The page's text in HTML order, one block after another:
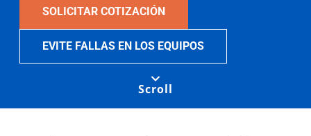
SOLICITAR COTIZACIÓN
EVITE FALLAS EN LOS EQUIPOS
Scroll